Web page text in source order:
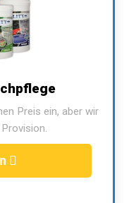
Preis ein, aber wir